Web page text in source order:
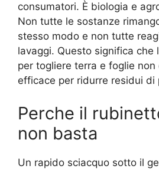
consumatori. È biologia e
Non tutte le sostanze
stesso modo e non tutte
lavaggi. Questo significa che
per togliere terra e foglie non
efficace per ridurre residui di
Perche il
non basta
Un rapido sciacquo sotto il